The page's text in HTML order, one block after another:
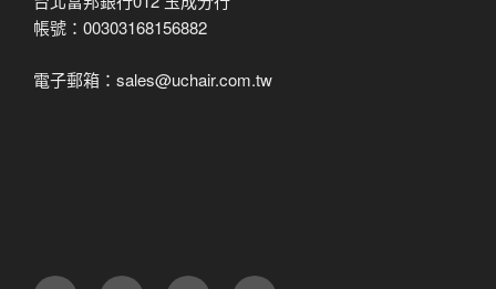
帳號：00303168156882
電子郵箱：sales@uchair.com.tw